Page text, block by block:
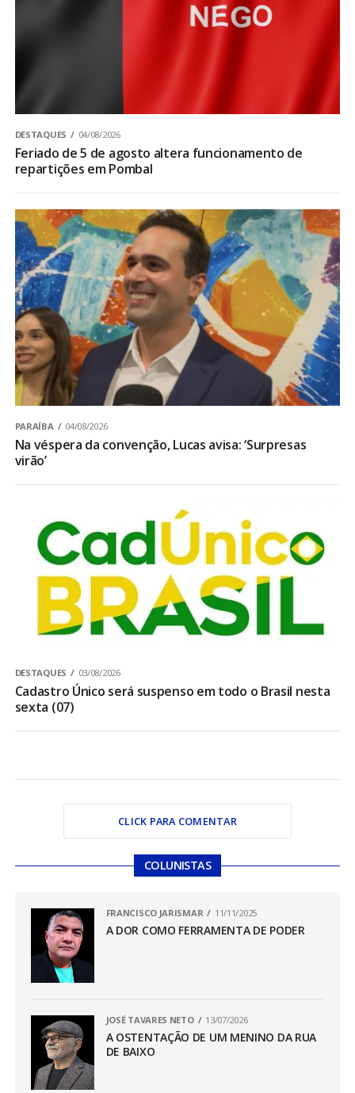
DESTAQUES 04/08/2026
Feriado de 5 de agosto altera funcionamento de
repartições em Pombal
PARAÍBA 04/08/2026
Na véspera da convenção, Lucas avisa: ‘Surpresas
virão’
DESTAQUES 03/08/2026
Cadastro Único será suspenso em todo o Brasil nesta
sexta (07)
CLICK PARA COMENTAR
COLUNISTAS
FRANCISCO JARISMAR 11/11/2025
A DOR COMO FERRAMENTA DE PODER
JOSÉ TAVARES NETO 13/07/2026
A OSTENTAÇÃO DE UM MENINO DA RUA
DE BAIXO